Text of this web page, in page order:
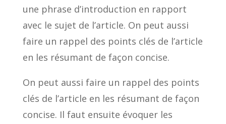
une phrase d’introduction en rapport
avec le sujet de l’article. On peut aussi
faire un rappel des points clés de l’article
en les résumant de façon concise.
On peut aussi faire un rappel des points
clés de l’article en les résumant de façon
concise. Il faut ensuite évoquer les